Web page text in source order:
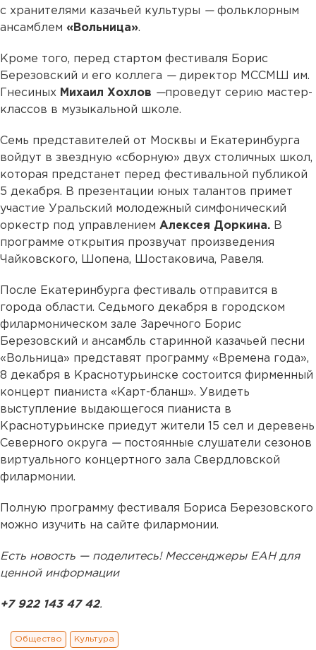
с хранителями казачьей культуры —фольклорным
ансамблем «Вольница».
Кроме того, перед стартом фестиваля Борис
Березовский и его коллега —директор МССМШ им.
Гнесиных Михаил Хохлов —проведут серию мастер-
классов в музыкальной школе.
Семь представителей от Москвы и Екатеринбурга
войдут в звездную «сборную» двух столичных школ,
которая предстанет перед фестивальной публикой
5 декабря. В презентации юных талантов примет
участие Уральский молодежный симфонический
оркестр под управлением Алексея Доркина. В
программе открытия прозвучат произведения
Чайковского, Шопена, Шостаковича, Равеля.
После Екатеринбурга фестиваль отправится в
города области. Седьмого декабря в городском
филармоническом зале Заречного Борис
Березовский и ансамбль старинной казачьей песни
«Вольница» представят программу «Времена года»,
8 декабря в Краснотурьинске состоится фирменный
концерт пианиста «Карт-бланш». Увидеть
выступление выдающегося пианиста в
Краснотурьинске приедут жители 15 сел и деревень
Северного округа —постоянные слушатели сезонов
виртуального концертного зала Свердловской
филармонии.
Полную программу фестиваля Бориса Березовского
можно изучить на сайте филармонии.
Есть новость — поделитесь! Мессенджеры ЕАН для
ценной информации
+7 922 143 47 42.
Общество Культура